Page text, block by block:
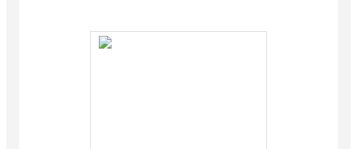
BOXILの使い方ガイド